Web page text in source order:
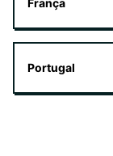
França
Portugal